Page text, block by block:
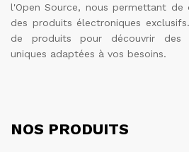
l'Open Source, nous permettant
des produits électroniques
de produits pour découvrir des
uniques adaptées à vos besoins.
NOS PRODUITS